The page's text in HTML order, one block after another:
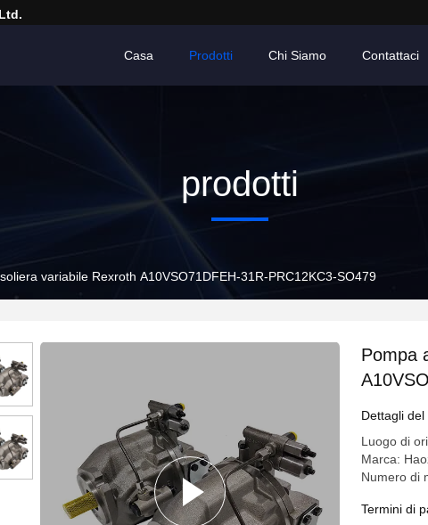
Casa Prodotti Chi Siamo Contattaci
prodotti
variabile Rexroth A10VSO71DFEH-31R-PRC12KC3-SO479
Pompa
Dettagli
Luogo di
Marca:
Numero di
Termini di